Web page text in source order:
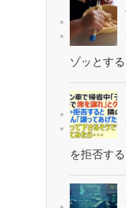
ゾッとす
を拒否す